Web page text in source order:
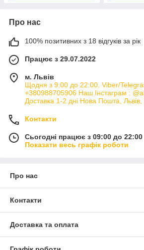
Про нас
100% позитивних з 18 відгуків за рік
Працює з 29.07.2022
м. Львів
Щодня з 9:00 до 22:00. Viber/
+380988705906 Наш Інстаграм :
Доставка 1-2 дні Нова Пошта, Львів,
Контакти
Сьогодні працює з 09:00 до 22:00
Показати весь графік роботи
Про нас
Контакти
Доставка та оплата